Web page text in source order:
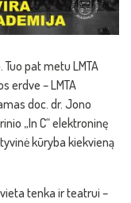
pat metu LMTA
erdve – LMTA
doc. dr. Jono
„In C“ elektroninę
kūryba kiekvieną
tenka ir teatrui –